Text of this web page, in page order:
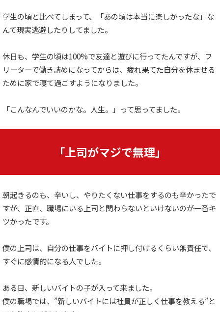
学生の頃と比べてしまって、「あの頃は本当に楽しかったな」な
んて現実逃避したりしてました。
休日も、学生の頃は100%で友達と遊びに行ってたんですが、フ
リーターで働き詰めになってからは、疲れ果てた自分を休ませる
ために家で寝て過ごすようになりました。
「こんなんでいいのかな。人生。」って思ってました。
「上司がマジで無理」
朝起きるのも、辛いし、やりたくない仕事をするのも辛かったで
すが、正直、職場にいる上司と関わらないといけないのが一番キ
ツかったです。
僕の上司は、自分の仕事をバイトに押し付けるくらい無責任で、
すぐに感情的になる人でした。
ある日、新しいバイトの子が入って来ました。
僕の職場では、”新しいバイトには社員が正しく仕事を教える”と